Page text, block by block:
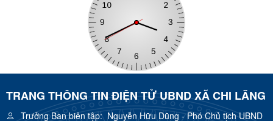
TRANG THÔNG TIN ĐIỆN TỬ UBND XÃ CHI LĂNG
Trưởng Ban biên tập:Nguyễn Hữu Dũng - Phó Chủ tịch UBND